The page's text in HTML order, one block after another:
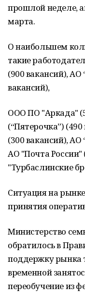
прошлой неделе,
марта.
О наибольшем
такие
(900 вакансий), АО
вакансий),
ООО ПО "Аркада"
(“Пятерочка”)
(300 вакансий), АО
АО "Почта России"
"Турбаслинские
Ситуация на
принятия
Министерство
обратилось в
поддержку рынка
временной
переобучение из